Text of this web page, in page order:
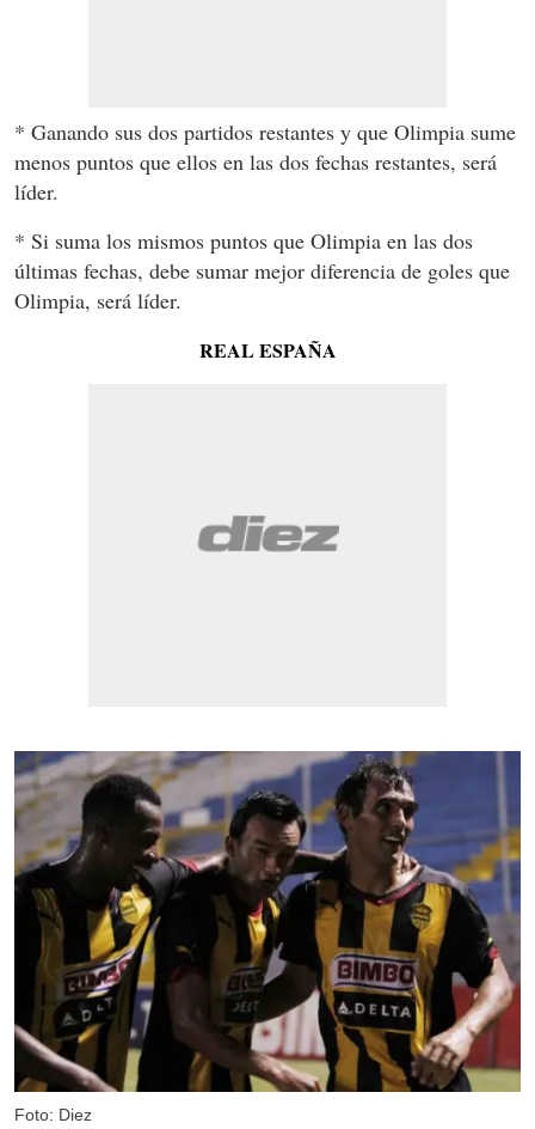
* Ganando sus dos partidos restantes y que Olimpia sume
menos puntos que ellos en las dos fechas restantes, será
líder.
* Si suma los mismos puntos que Olimpia en las dos
últimas fechas, debe sumar mejor diferencia de goles que
Olimpia, será líder.
REAL ESPAÑA
Foto: Diez